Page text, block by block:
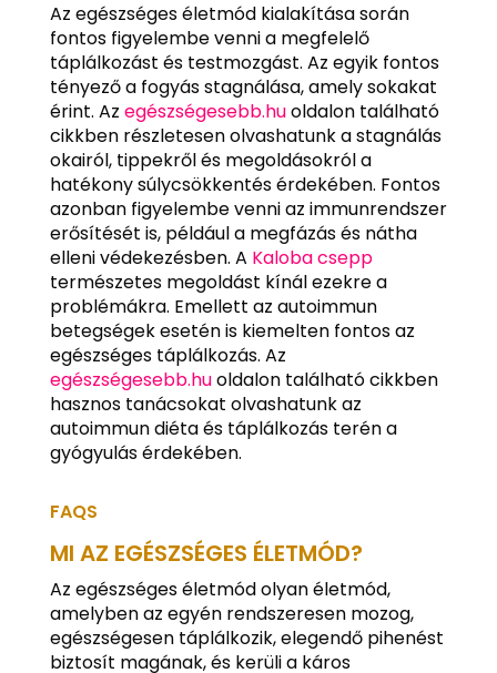
Az egészséges életmód kialakítása során
fontos figyelembe venni a megfelelő
táplálkozást és testmozgást. Az egyik fontos
tényező a fogyás stagnálása, amely sokakat
érint. Az egészségesebb.huoldalon található
cikkben részletesen olvashatunk a stagnálás
okairól, tippekről és megoldásokról a
hatékony súlycsökkentés érdekében. Fontos
azonban figyelembe venni az immunrendszer
erősítését is, például a megfázás és nátha
elleni védekezésben. A Kaloba csepp
természetes megoldást kínál ezekre a
problémákra. Emellett az autoimmun
betegségek esetén is kiemelten fontos az
egészséges táplálkozás. Az
egészségesebb.huoldalon található cikkben
hasznos tanácsokat olvashatunk az
autoimmun diéta és táplálkozás terén a
gyógyulás érdekében.
FAQS
MI AZ EGÉSZSÉGES ÉLETMÓD?
Az egészséges életmód olyan életmód,
amelyben az egyén rendszeresen mozog,
egészségesen táplálkozik, elegendő pihenést
biztosít magának, és kerüli a káros